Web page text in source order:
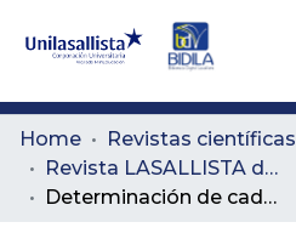
Communities
& Collections
Home
Revistas científicas
Revista LASALLISTA de Investigación
Determinación de cadmio en leches crudas usando un biosensor amperométrico